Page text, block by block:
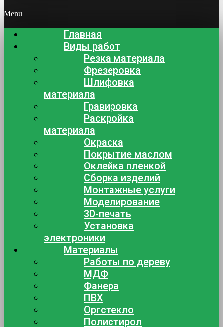
Menu
Главная
Виды работ
Резка материала
Фрезеровка
Шлифовка
материала
Гравировка
Раскройка
материала
Окраска
Покрытие маслом
Оклейка пленкой
Сборка изделий
Монтажные услуги
Моделирование
3D-печать
Установка
электроники
Материалы
Работы по дереву
МДФ
Фанера
ПВХ
Оргстекло
Полистирол